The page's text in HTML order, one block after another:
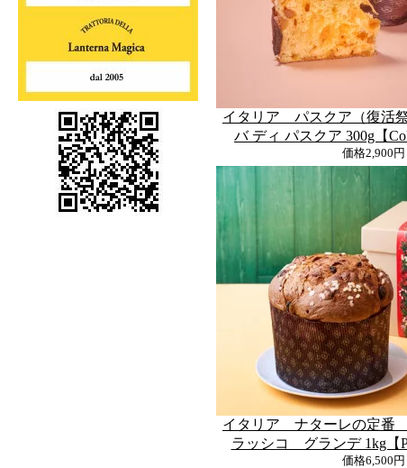
イタリア パスクア（復活
バ ディ パスクア 300g【
価格2,900円
イタリア ナターレの定
ラッシコ グランデ 1kg【
価格6,500円